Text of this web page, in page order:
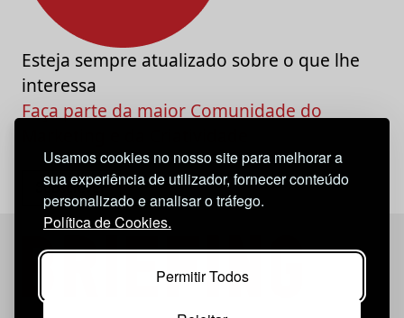
Usamos cookies no nosso site para melhorar a
sua experiência de utilizador, fornecer conteúdo
personalizado e analisar o tráfego.
Política de Cookies.
Permitir Todos
Esteja sempre atualizado sobre o que lhe
interessa
Faça parte da maior Comunidade do